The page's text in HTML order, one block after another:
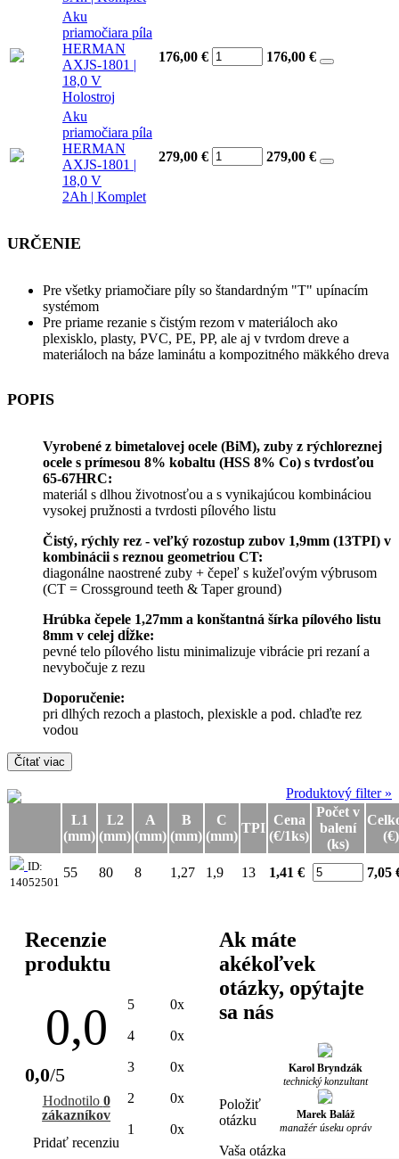
Aku
priamočiara píla
HERMAN
AXJS-1801 |
18,0 V
Holostroj
176,00 € 176,00 €
Aku
priamočiara píla
HERMAN
AXJS-1801 |
18,0 V
2Ah | Komplet
279,00 € 279,00 €
URČENIE
Pre všetky priamočiare píly so štandardným "T" upínacím
systémom
Pre priame rezanie s čistým rezom v materiáloch ako
plexisklo, plasty, PVC, PE, PP, ale aj v tvrdom dreve a
materiáloch na báze laminátu a kompozitného mäkkého dreva
POPIS
Vyrobené z bimetalovej ocele (BiM), zuby z rýchloreznej
ocele s prímesou 8% kobaltu (HSS 8% Co) s tvrdosťou
65-67HRC:
materiál s dlhou životnosťou a s vynikajúcou kombináciou
vysokej pružnosti a tvrdosti pílového listu
Čistý, rýchly rez - veľký rozostup zubov 1,9mm (13TPI) v
kombinácii s reznou geometriou CT:
diagonálne naostrené zuby + čepeľ s kužeľovým výbrusom
(CT = Crossground teeth & Taper ground)
Hrúbka čepele 1,27mm a konštantná šírka pílového listu
8mm v celej dĺžke:
pevné telo pílového listu minimalizuje vibrácie pri rezaní a
nevybočuje z rezu
Doporučenie:
pri dlhých rezoch a plastoch, plexiskle a pod. chlaďte rez
vodou
Čítať viac
Produktový filter »
L1
(mm)
L2
(mm)
A
(mm)
B
(mm)
C
(mm)
TPI
Cena
(€/1ks)
Počet v
balení
(ks)
(€)
ID:
14052501
55 80 8 1,27 1,9 13 1,41 € 7,05
Recenzie
produktu
0,0
0,0/5
Hodnotilo 0
zákazníkov
Pridať recenziu
5 0x
4 0x
3 0x
2 0x
1 0x
Ak máte
akékoľvek
otázky, opýtajte
sa nás
Karol Bryndzák
technický konzultant
Marek Baláž
manažér úseku opráv
Položiť
otázku
Vaša otázka